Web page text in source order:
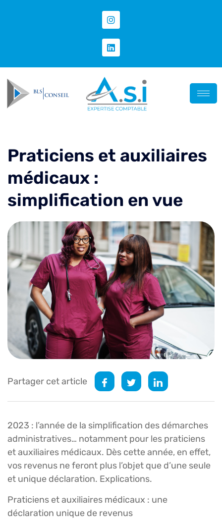
Praticiens et auxiliaires
médicaux :
simplification en vue
Partager cet article
2023 : l’année de la simplification des démarches
administratives… notamment pour les praticiens
et auxiliaires médicaux. Dès cette année, en effet,
vos revenus ne feront plus l’objet que d’une seule
et unique déclaration. Explications.
Praticiens et auxiliaires médicaux : une
déclaration unique de revenus